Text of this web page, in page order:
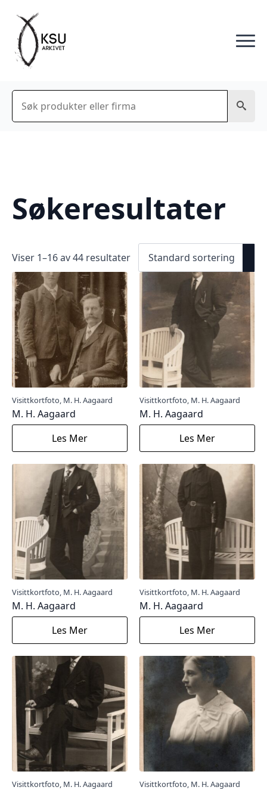
Søk
Søkeresultater
Viser 1–16 av 44 resultater
Visittkortfoto, M. H. Aagaard
M. H. Aagaard
Les Mer
Visittkortfoto, M. H. Aagaard
M. H. Aagaard
Les Mer
Visittkortfoto, M. H. Aagaard
M. H. Aagaard
Les Mer
Visittkortfoto, M. H. Aagaard
M. H. Aagaard
Les Mer
Visittkortfoto, M. H. Aagaard Visittkortfoto, M. H. Aagaard